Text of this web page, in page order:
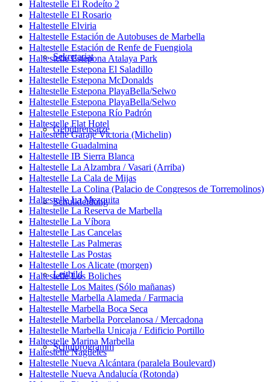
Sekretariat
Gebührensätze
Schulkleidung
Leitbild
Schulprogramm
Haltestelle El Rodeíto 2
Haltestelle El Rosario
Haltestelle Elviria
Haltestelle Estación de Autobuses de Marbella
Haltestelle Estación de Renfe de Fuengiola
Haltestelle Estepona Atalaya Park
Haltestelle Estepona El Saladillo
Haltestelle Estepona McDonalds
Haltestelle Estepona PlayaBella/Selwo
Haltestelle Estepona PlayaBella/Selwo
Haltestelle Estepona Río Padrón
Haltestelle Flat Hotel
Haltestelle Garaje Victoria (Michelin)
Haltestelle Guadalmina
Haltestelle IB Sierra Blanca
Haltestelle La Alzambra / Vasari (Arriba)
Haltestelle La Cala de Mijas
Haltestelle La Colina (Palacio de Congresos de Torremolinos)
Haltestelle La Mezquita
Haltestelle La Reserva de Marbella
Haltestelle La Víbora
Haltestelle Las Cancelas
Haltestelle Las Palmeras
Haltestelle Las Postas
Haltestelle Los Alicate (morgen)
Haltestelle Los Boliches
Haltestelle Los Maites (Sólo mañanas)
Haltestelle Marbella Alameda / Farmacia
Haltestelle Marbella Boca Seca
Haltestelle Marbella Porcelanosa / Mercadona
Haltestelle Marbella Unicaja / Edificio Portillo
Haltestelle Marina Marbella
Haltestelle Nagüeles
Haltestelle Nueva Alcántara (paralela Boulevard)
Haltestelle Nueva Andalucía (Rotonda)